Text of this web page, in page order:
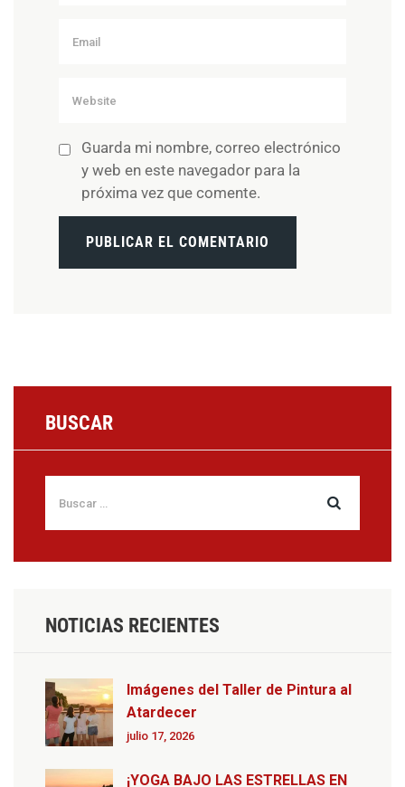
Guarda mi nombre, correo electrónico
y web en este navegador para la
próxima vez que comente.
BUSCAR
NOTICIAS RECIENTES
Imágenes del Taller de Pintura al
Atardecer
julio 17, 2026
¡YOGA BAJO LAS ESTRELLAS EN